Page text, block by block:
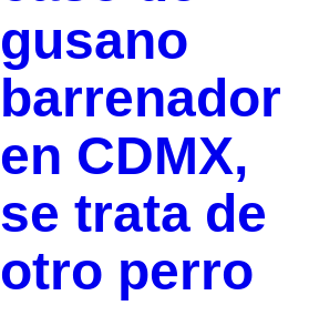
gusano
barrenador
en CDMX,
se trata de
otro perro